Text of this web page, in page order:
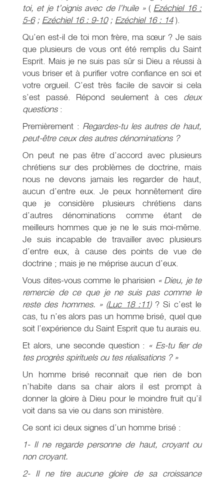
toi, et je t’oignis avec de l’huile » ( Ezéchiel 16 :
5-6; Ezéchiel 16 : 9-10; Ezéchiel 16 : 14 ).
Qu’en est-il de toi mon frère, ma sœur ? Je sais
que plusieurs de vous ont été remplis du Saint
Esprit. Mais je ne suis pas sûr si Dieu a réussi à
vous briser et à purifier votre confiance en soi et
votre orgueil. C’est très facile de savoir si cela
s’est passé. Répond seulement à ces deux
questions:
Premièrement : Regardes-tu les autres de haut,
peut-être ceux des autres dénominations ?
On peut ne pas être d’accord avec plusieurs
chrétiens sur des problèmes de doctrine, mais
nous ne devons jamais les regarder de haut,
aucun d’entre eux. Je peux honnêtement dire
que je considère plusieurs chrétiens dans
d’autres dénominations comme étant de
meilleurs hommes que je ne le suis moi-même.
Je suis incapable de travailler avec plusieurs
d’entre eux, à cause des points de vue de
doctrine ; mais je ne méprise aucun d’eux.
Vous dites-vous comme le pharisien « Dieu, je te
remercie de ce que je ne suis pas comme le
reste des hommes. » (Luc 18 :11) ? Si c’est le
cas, tu n’es alors pas un homme brisé, quel que
soit l’expérience du Saint Esprit que tu aurais eu.
Et alors, une seconde question : « Es-tu fier de
tes progrès spirituels ou tes réalisations ? »
Un homme brisé reconnait que rien de bon
n’habite dans sa chair alors il est prompt à
donner la gloire à Dieu pour le moindre fruit qu’il
voit dans sa vie ou dans son ministère.
Ce sont ici deux signes d’un homme brisé :
1- Il ne regarde personne de haut, croyant ou
non croyant.
2- Il ne tire aucune gloire de sa croissance